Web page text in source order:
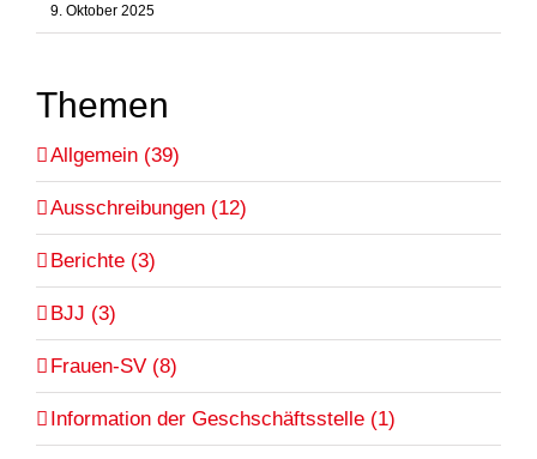
9. Oktober 2025
Themen
Allgemein (39)
Ausschreibungen (12)
Berichte (3)
BJJ (3)
Frauen-SV (8)
Information der Geschschäftsstelle (1)